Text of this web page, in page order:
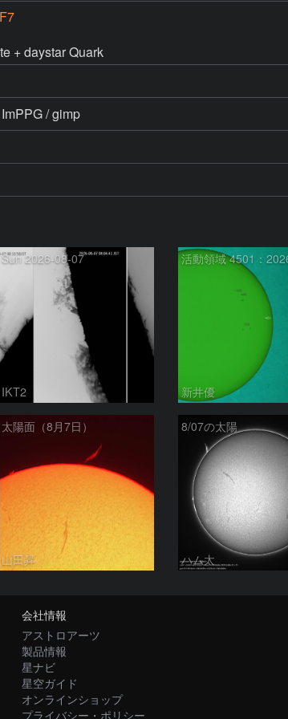
+ daystar Quark
/ gimp
Sun 2026-08-07
IKT2
活動領域 4501：
新井優
太陽面（8月7日）
山田昇
8/07の太陽
ハム太
会社情報
アストロアーツ
製品情報
星ナビ
星空ガイド
オンラインショップ
プライバシー・ポリシー